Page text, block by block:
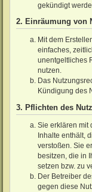
gekündigt
2. Einräumung von
Mit dem
einfaches,
unentgeltliches
nutzen.
Das
Kündigung des
3. Pflichten des
Sie erklären mit
Inhalte enthält,
verstoßen. Sie
besitzen, die in
setzen bzw. zu
Der Betreiber
gegen diese